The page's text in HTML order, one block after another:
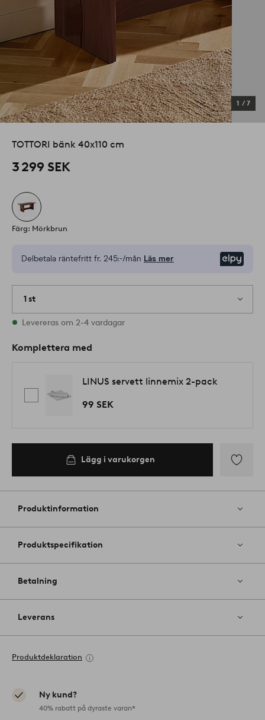
1 / 7
TOTTORI bänk 40x110 cm
3 299 SEK
Färg: Mörkbrun
Delbetala räntefritt fr. 245:-/mån Läs mer
1 st
I lager
Levereras om 2-4 vardagar
Komplettera med
LINUS servett linnemix 2-pack
99 SEK
Lägg i varukorgen
till
favoriter
Produktinformation
Produktspecifikation
Betalning
Leverans
Produktdeklaration
Ny kund?
40% rabatt på dyraste varan*